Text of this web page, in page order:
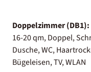
Doppelzimmer (DB1):
16-20 qm, Doppel,
Dusche, WC,
Bügeleisen, TV, WLAN